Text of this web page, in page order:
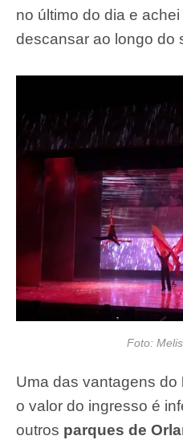
no último do dia e
descansar ao longo do
Foto:
Uma das vantagens do
o valor do ingresso é
outros parques de